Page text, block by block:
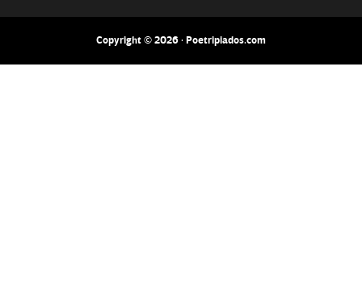
Copyright © 2026 · Poetripiados.com